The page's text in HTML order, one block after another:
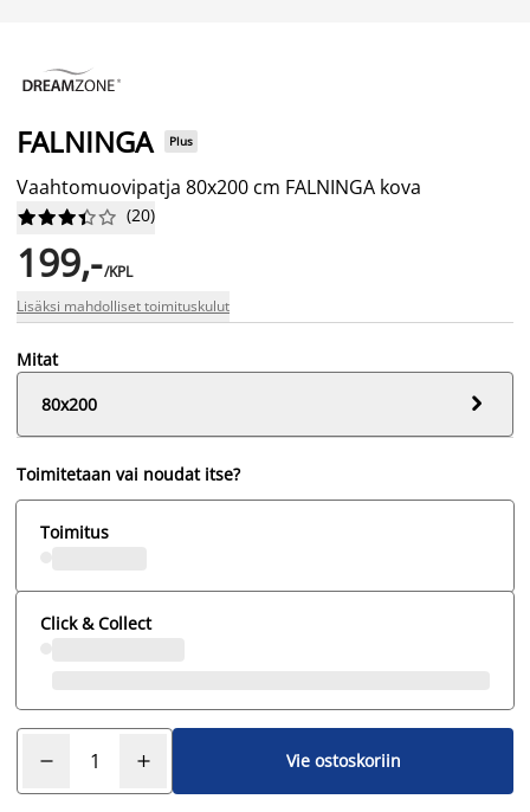
FALNINGA Plus
Vaahtomuovipatja 80x200 cm FALNINGA kova





 (20)
199,-/KPL
Lisäksi mahdolliset toimituskulut
Mitat
80x200

Toimitetaan vai noudat itse?
Toimitus
Click & Collect
Vie ostoskoriin